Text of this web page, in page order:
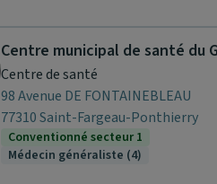
Centre de santé
98 Avenue DE FONTAINEBLEAU
77310 Saint-Fargeau-Ponthierry
Conventionné secteur 1
Médecin généraliste (4)